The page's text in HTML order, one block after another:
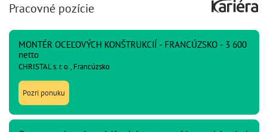
Pracovné pozície
MONTÉR OCEĽOVÝCH KONŠTRUKCIÍ - FRANCÚZSKO - 3 600
netto
CHRISTAL s. r. o., Francúzsko
Pozri ponuku